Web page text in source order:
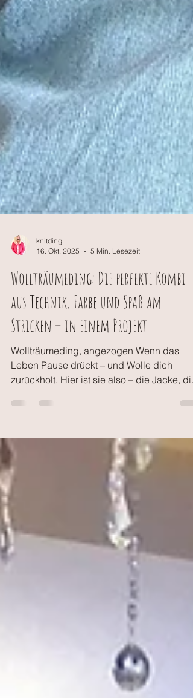
knitding
16. Okt. 2025
5 Min. Lesezeit
Wollträumeding: Die perfekte Kombi
aus Technik, Farbe und Spaß am
Stricken – in einem Projekt
Wollträumeding, angezogen Wenn das
die Welt darf. Das Wollträumeding .
Eigentlich wollte ich sie schon viel früher
veröffentlichen. Die Anleitung war fertig, die
Fotos gemacht, alles bereit. Aber dann kam
der Umzug und damit eine Phase, in der
plötzlich nichts mehr so lief, wie ich es
gewohnt war. Ich bin Strickdesignerin,
Onlinekurse, leite